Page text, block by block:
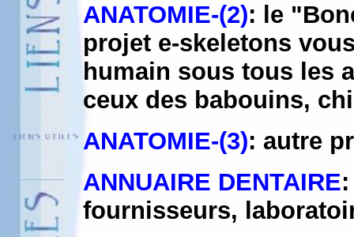
ANATOMIE-(2): le
projet e-skeletons
humain sous tous les
ceux des babouins,
ANATOMIE-(3): autre
ANNUAIRE DENTAIRE
fournisseurs,